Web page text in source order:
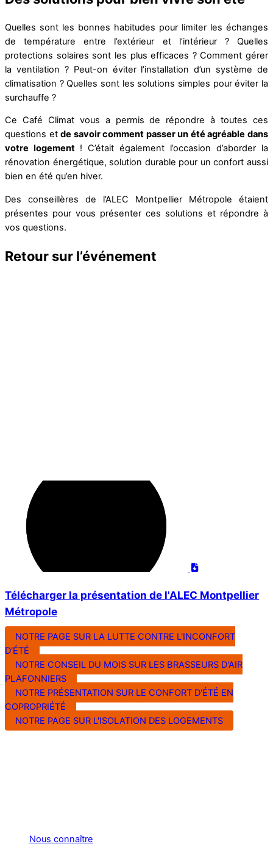
Quelles sont les bonnes habitudes pour limiter les échanges
de température entre l’extérieur et l’intérieur ? Quelles
protections solaires sont les plus efficaces ? Comment gérer
la ventilation ? Peut-on éviter l’installation d’un système de
climatisation ? Quelles sont les solutions simples pour éviter la
surchauffe ?
Ce Café Climat vous a permis de répondre à toutes ces
questions etde savoir comment passer un été agréable dans
votre logement ! C’était également l’occasion d’aborder la
rénovation énergétique, solution durable pour un confort aussi
bien en été qu’en hiver.
Des conseillères de l’ALEC Montpellier Métropole étaient
présentes pour vous présenter ces solutions et répondre à
vos questions.
Retour sur l’événement
Télécharger la présentation de l'ALEC Montpellier
Métropole
NOTRE PAGE SUR LA LUTTE CONTRE L'INCONFORT
D'ÉTÉ
NOTRE CONSEIL DU MOIS SUR LES BRASSEURS D'AIR
PLAFONNIERS
NOTRE PRÉSENTATION SUR LE CONFORT D'ÉTÉ EN
COPROPRIÉTÉ
NOTRE PAGE SUR L'ISOLATION DES LOGEMENTS
Nous connaître